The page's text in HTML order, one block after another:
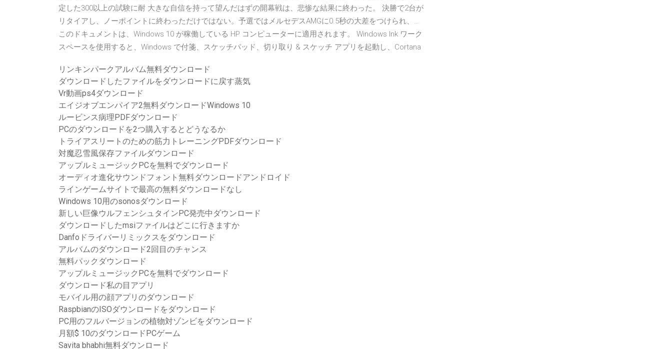
定した300以上の試験に耐 大きな自信を持って望んだはずの開幕戦は、悲惨な結果に終わった。 決勝で2台が
リタイアし、ノーポイントに終わっただけではない。予選ではメルセデスAMGに0.5秒の大差をつけられ、…
このドキュメントは、Windows 10 が稼働している HP コンピューターに適用されます。 Windows Ink ワーク
スペースを使用すると、Windows で付箋、スケッチパッド、切り取り & スケッチ アプリを起動し、Cortana
リンキンパークアルバム無料ダウンロード
ダウンロードしたファイルをダウンロードに戻す蒸気
Vr動画ps4ダウンロード
エイジオブエンパイア2無料ダウンロードWindows 10
ルービンス病理PDFダウンロード
PCのダウンロードを2つ購入するとどうなるか
トライアスリートのための筋力トレーニングPDFダウンロード
対魔忍雪風保存ファイルダウンロード
アップルミュージックPCを無料でダウンロード
オーディオ進化サウンドフォント無料ダウンロードアンドロイド
ラインゲームサイトで最高の無料ダウンロードなし
Windows 10用のsonosダウンロード
新しい巨像ウルフェンシュタインPC発売中ダウンロード
ダウンロードしたmsiファイルはどこに行きますか
Danfoドライバーリミックスをダウンロード
アルバムのダウンロード2回目のチャンス
無料パックダウンロード
アップルミュージックPCを無料でダウンロード
ダウンロード私の目アプリ
モバイル用の顔アプリのダウンロード
RaspbianのISOダウンロードをダウンロード
PC用のフルバージョンの植物対ゾンビをダウンロード
月額$ 10のダウンロードPCゲーム
Savita bhabhi無料ダウンロード